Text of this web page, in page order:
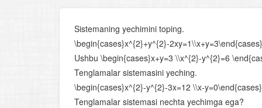
Sistemaning yechimini toping.
\begin{cases}x^{2}+y^{2}-2xy=1\\x+y=3\end{cases}
Ushbu \begin{cases}x+y=3 \\x^{2}-y^{2}=6
Tenglamalar sistemasini yeching.
\begin{cases}x^{2}-y^{2}-3x=12 \\x-y=0\end{cases}
Tenglamalar sistemasi nechta yechimga ega?